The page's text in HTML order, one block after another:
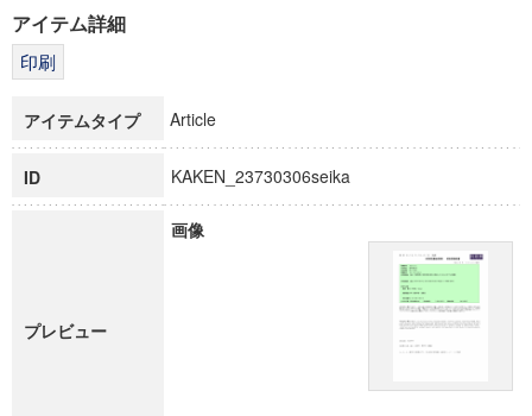
科学研究費補助金研究成果報告書
博士課程教育リーディングプログラム「超成熟社会発展のサ
アイテム詳細
アイテムタイプ Article
ID KAKEN_23730306seika
プレビュー
画像